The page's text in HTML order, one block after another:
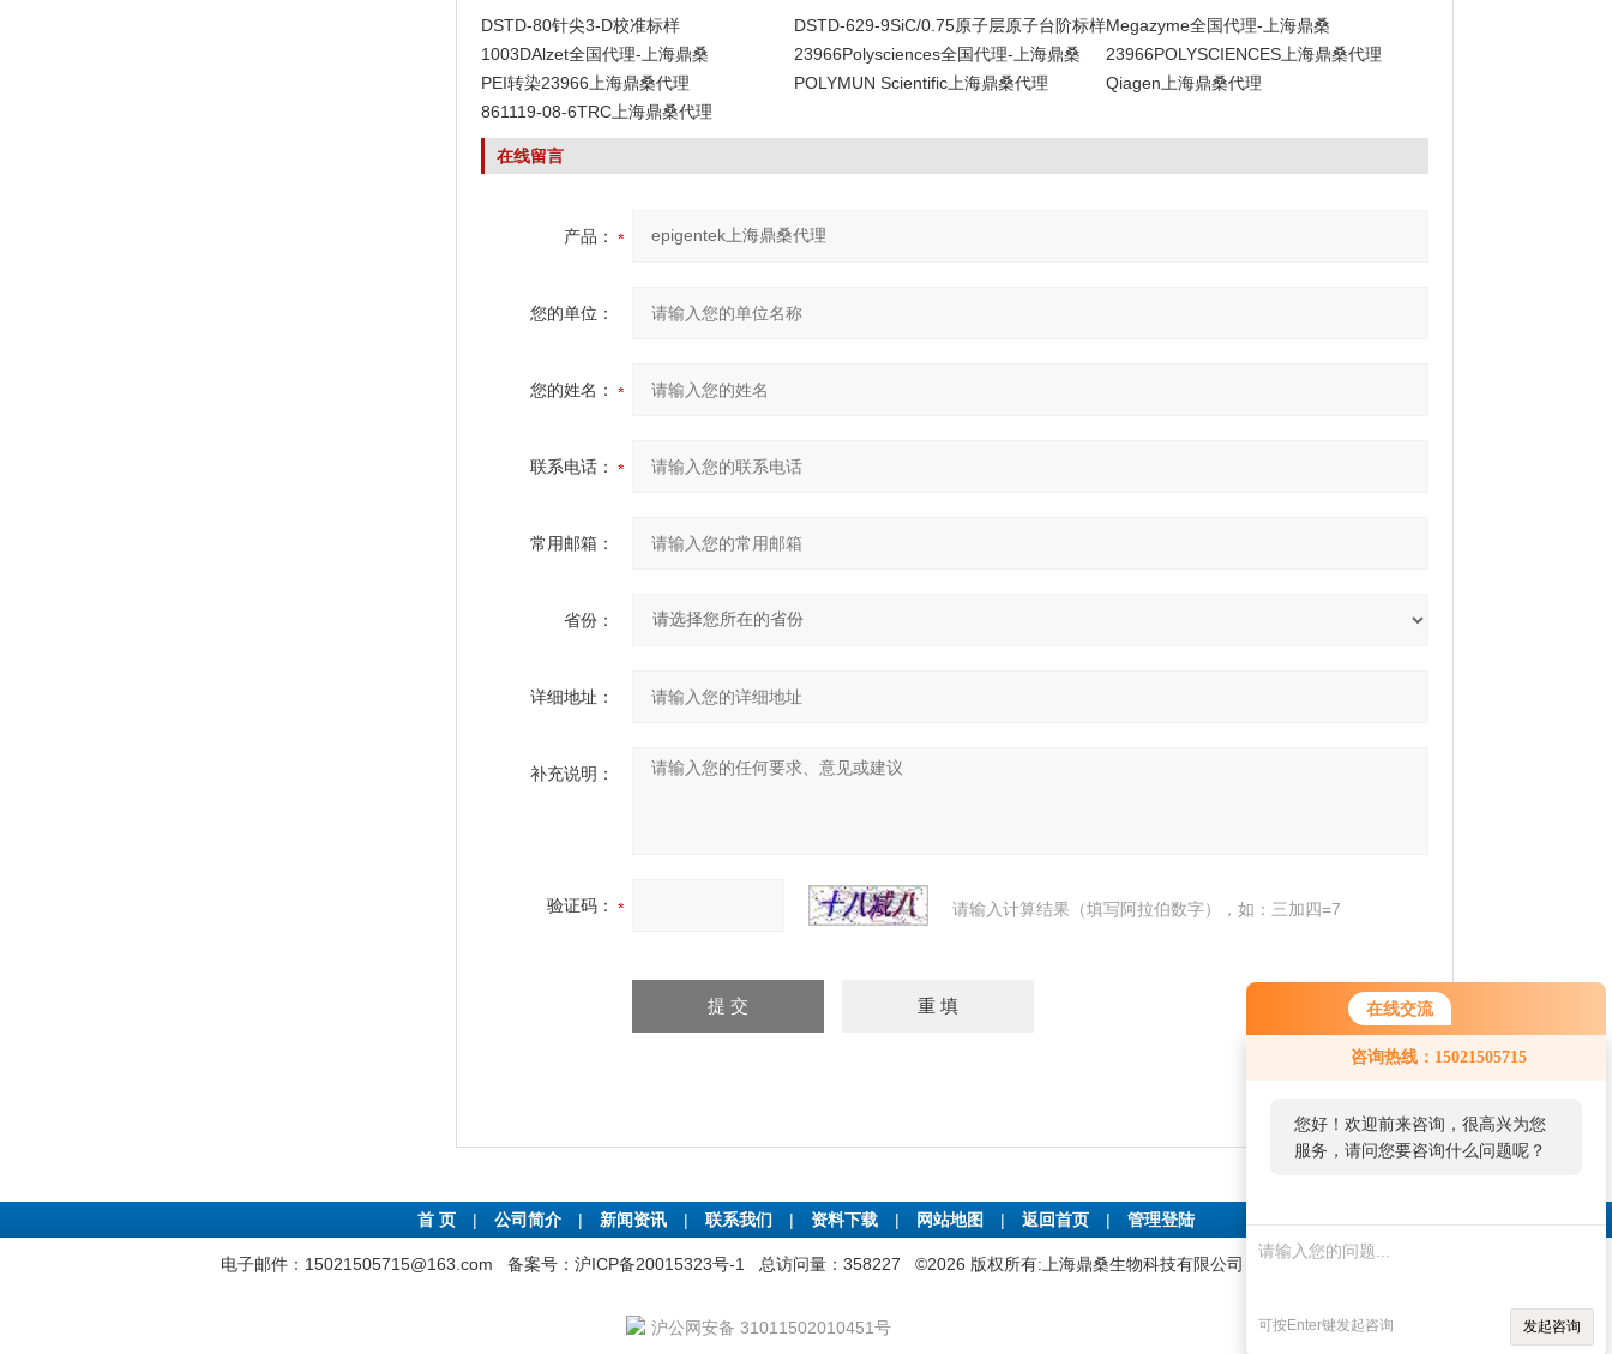
在线交流
咨询热线：15021505715
您好！欢迎前来咨询，很高兴为您
服务，请问您要咨询什么问题呢？
可按Enter键发起咨询 发起咨询
DSTD-80针尖3-D校准标样 DSTD-629-9SiC/0.75原子层原子台阶标样Megazyme全国代理-上海鼎桑
1003DAlzet全国代理-上海鼎桑
23966Polysciences全国代理-上海鼎桑
23966POLYSCIENCES上海鼎桑代理
PEI转染23966上海鼎桑代理
POLYMUN Scientific上海鼎桑代理
Qiagen上海鼎桑代理
861119-08-6TRC上海鼎桑代理
在线留言
产品：
您的单位：
您的姓名：
联系电话：
常用邮箱：
省份：
详细地址：
补充说明：
验证码： 请输入计算结果（填写阿拉伯数字），如：三加四=7
首 页 | 公司简介 | 新闻资讯 | 联系我们 | 资料下载 | 网站地图 | 返回首页 | 管理登陆
电子邮件：15021505715@163.com 备案号：沪ICP备20015323号-1 总访问量：358227 ©2026 版权所有:上海鼎桑生物科技有限公司 技术支持：仪表网
沪公网安备 31011502010451号